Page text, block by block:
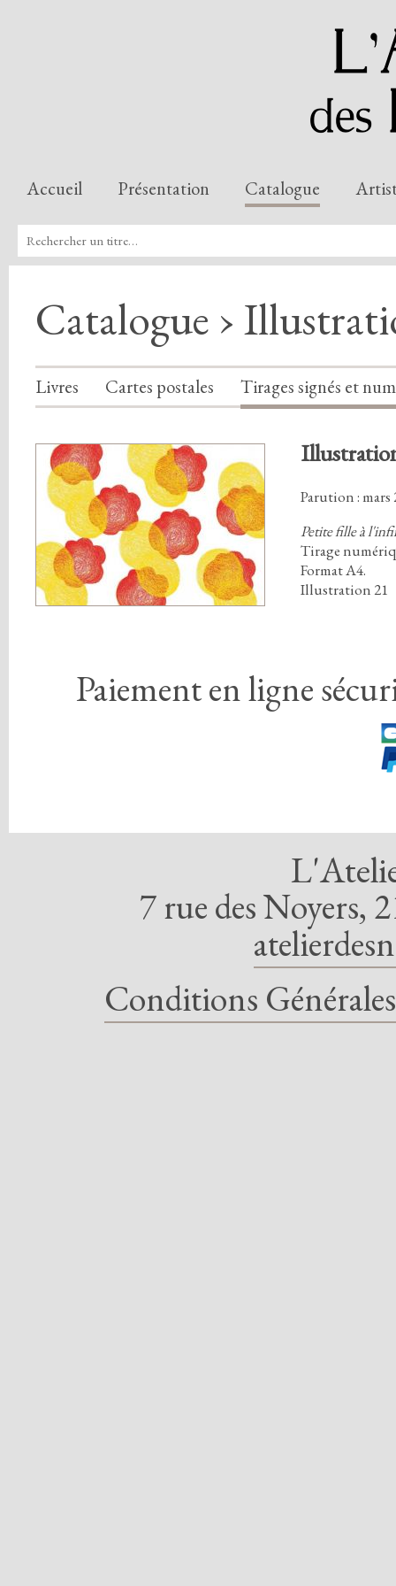
Accueil Présentation Catalogue
Catalogue ›
Livres Cartes postales Tirages signés et
Parution : mars
Petite fille à
Tirage
Format A4.
Illustration 21
Paiement en ligne
7 rue des Noyers,
Conditions